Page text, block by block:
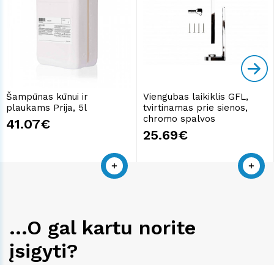
Šampūnas kūnui ir
plaukams Prija, 5l
41.07€
Viengubas laikiklis GFL,
tvirtinamas prie sienos,
chromo spalvos
25.69€
...O gal kartu norite
įsigyti?